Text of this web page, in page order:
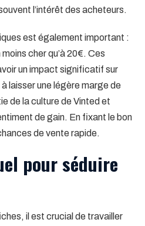
l’intérêt des acheteurs.
est également important :
cher qu’à 20€. Ces
un impact significatif sur
laisser une légère marge de
de la culture de Vinted et
de gain. En fixant le bon
de vente rapide.
pour séduire
il est crucial de travailler